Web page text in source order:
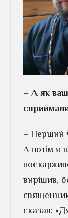
– А як
– Перший
А потім я
вирішив,
сказав: